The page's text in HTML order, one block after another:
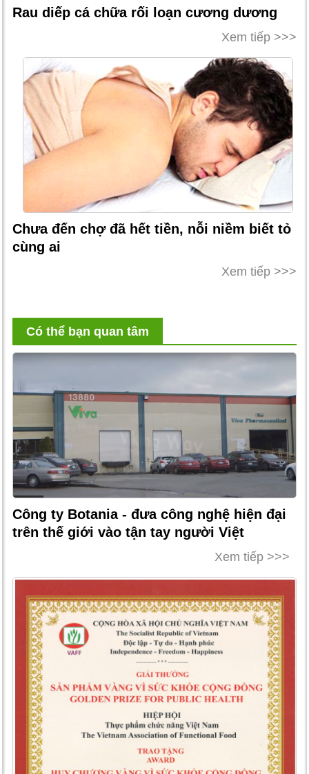
Rau diếp cá chữa rối loạn cương dương
Xem tiếp >>>
Chưa đến chợ đã hết tiền, nỗi niềm biết tỏ
cùng ai
Xem tiếp >>>
Có thể bạn quan tâm
Công ty Botania - đưa công nghệ hiện đại
trên thế giới vào tận tay người Việt
Xem tiếp >>>